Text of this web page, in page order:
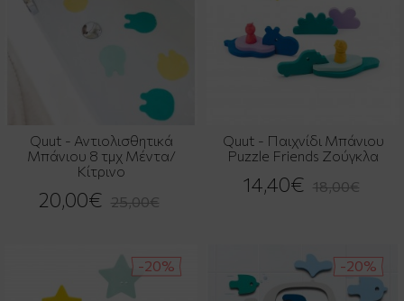
Quut - Αντιολισθητικά
Μπάνιου 8 τμχ Μέντα/
Κίτρινο
20,00€ 25,00€
Quut - Παιχνίδι Μπάνιου
Puzzle Friends Ζούγκλα
14,40€ 18,00€
-20% -20%